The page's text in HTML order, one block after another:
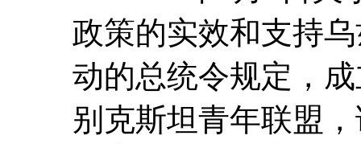
政策的实效和支持
动的总统令规定，
别克斯坦青年联盟